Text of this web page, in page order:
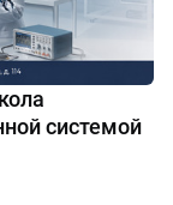
системой